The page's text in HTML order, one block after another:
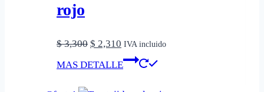
rojo
$3,300 El
precio
$ 2,310 El
precio
IVA incluido
MAS DETALLE
Este